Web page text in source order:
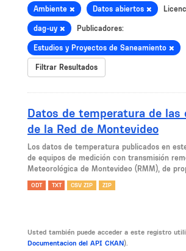
Ambiente Datos abiertos
dag-uy Publicadores:
Estudios y Proyectos de Saneamiento
Filtrar Resultados
Datos de temperatura de las
de la Red de Montevideo
Los datos de temperatura publicados en
de equipos de medición con transmisión
Meteorológica de Montevideo (RMM), de
ODT TXT CSV ZIP ZIP
Usted también puede acceder a este registro
Documentacion del API CKAN).